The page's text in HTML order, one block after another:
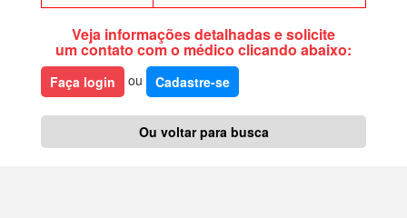
Veja informações detalhadas e solicite
um contato com o médico clicando abaixo:
Faça login ou Cadastre-se
Ou voltar para busca